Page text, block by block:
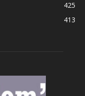
425
413